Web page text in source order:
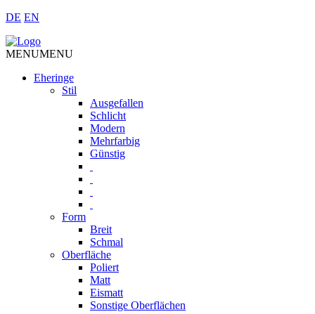
DE EN
MENUMENU
Eheringe
Stil
Ausgefallen
Schlicht
Modern
Mehrfarbig
Günstig
Form
Breit
Schmal
Oberfläche
Poliert
Matt
Eismatt
Sonstige Oberflächen